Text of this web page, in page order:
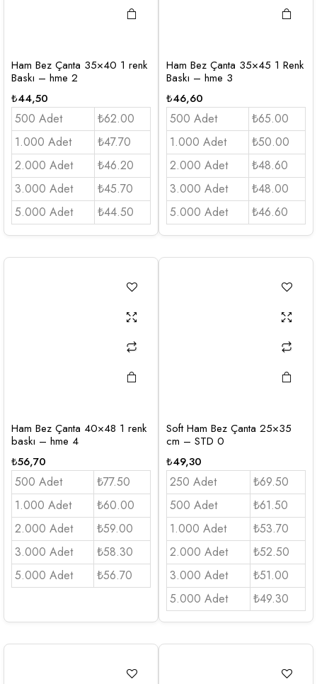
Ham Bez Çanta 35×40 1 renk
Baskı – hme 2
₺44,50
500 Adet
₺62.00
1.000 Adet
₺47.70
2.000 Adet
₺46.20
3.000 Adet
₺45.70
5.000 Adet
₺44.50
Ham Bez Çanta 35×45 1 Renk
Baskı – hme 3
₺46,60
500 Adet
₺65.00
1.000 Adet
₺50.00
2.000 Adet
₺48.60
3.000 Adet
₺48.00
5.000 Adet
₺46.60
Ham Bez Çanta 40×48 1 renk
baskı – hme 4
₺56,70
500 Adet
₺77.50
1.000 Adet
₺60.00
2.000 Adet
₺59.00
3.000 Adet
₺58.30
5.000 Adet
₺56.70
Soft Ham Bez Çanta 25×35
cm – STD 0
₺49,30
250 Adet
₺69.50
500 Adet
₺61.50
1.000 Adet
₺53.70
2.000 Adet
₺52.50
3.000 Adet
₺51.00
5.000 Adet
₺49.30